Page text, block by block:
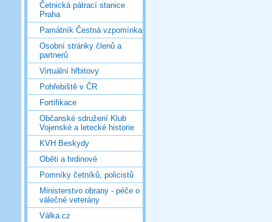
Četnická pátrací stanice
Praha
Památník Čestná vzpomínka
Osobní stránky členů a
partnerů
Virtuální hřbitovy
Pohřebiště v ČR
Fortifikace
Občanské sdružení Klub
Vojenské a letecké historie
KVH Beskydy
Oběti a hrdinové
Pomníky četníků, policistů
Ministerstvo obrany - péče o
válečné veterány
Válka.cz